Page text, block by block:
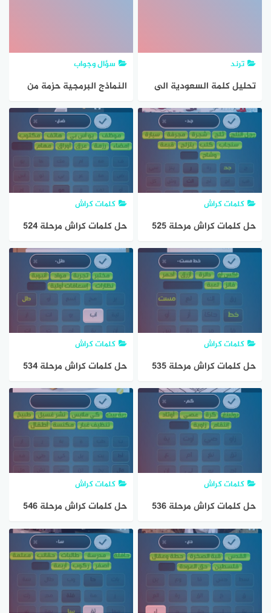
ترند
تحليل كلمة السعودية الى
مقاطع وحروف للصف
سؤال وجواب
النماذج البرمجية حزمة من
الملفات تحتوي مقاطع
برمجية يتم استيرادها إلى
البرنامج لتنفيذ وظائف
كلمات كراش
حل كلمات كراش مرحلة 525
مقاطع الكلمات
كلمات كراش
حل كلمات كراش مرحلة 524
مقاطع الكلمات
كلمات كراش
حل كلمات كراش مرحلة 535
مقاطع الكلمات
كلمات كراش
حل كلمات كراش مرحلة 534
مقاطع الكلمات
كلمات كراش
حل كلمات كراش مرحلة 536
مقاطع الكلمات
كلمات كراش
حل كلمات كراش مرحلة 546
مقاطع الكلمات